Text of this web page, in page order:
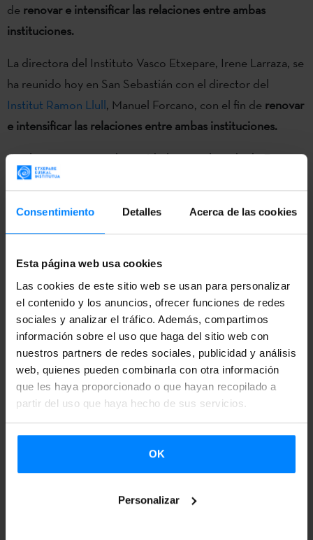
Consentimiento Detalles Acerca de las cookies
Esta página web usa cookies
Las cookies de este sitio web se usan para personalizar
el contenido y los anuncios, ofrecer funciones de redes
sociales y analizar el tráfico. Además, compartimos
información sobre el uso que haga del sitio web con
nuestros partners de redes sociales, publicidad y análisis
web, quienes pueden combinarla con otra información
que les haya proporcionado o que hayan recopilado a
partir del uso que haya hecho de sus servicios.
OK
Personalizar
de renovar e intensificar las relaciones entre ambas
instituciones.
La directora del Instituto Vasco Etxepare, Irene Larraza, se
ha reunido hoy en San Sebastián con el director del
Institut Ramon Llull, Manuel Forcano, con el fin de renovar
e intensificar las relaciones entre ambas instituciones.
En el encuentro, que ha tenido lugar en la sede de Etxpare,
los dos máximos responsables han evaluado
por ambas instituciones y hanexplorado nuevas vías de
interés común.
En los últimos años, el Instituto Etxepare y el IRL han
colaborado en diversas acciones de promoción y difusión
cultural, comoPoeta Ibiltariak / Poetes Itinerants.
VOLVER